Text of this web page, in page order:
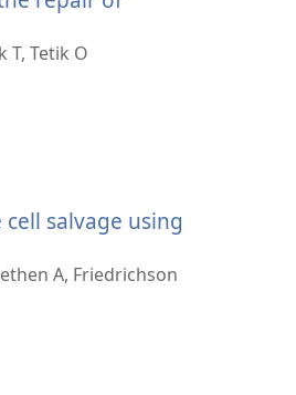
T, Tetik O
salvage using
A, Friedrichson